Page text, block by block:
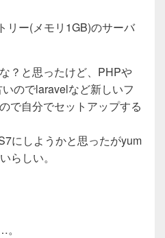
リー(メモリ1GB)のサーバ
？と思ったけど、PHPや
のでlaravelなど新しいフ
で自分でセットアップする
にしようかと思ったがyum
らしい。